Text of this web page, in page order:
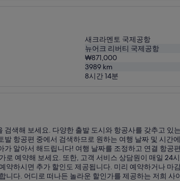
새크라멘토 국제공항
뉴어크 리버티 국제공항
₩871,000
3989 km
8시간 14분
색해 보세요. 다양한 출발 도시와 항공사를 갖추고
항공편 중에서 검색하므로 원하는 여행 날짜 및 시
알아서 해드립니다! 여행 날짜를 조정하고 연결 항
로 예약해 보세요. 또한, 고객 서비스 상담원이 매일
약하시면 추가 할인도 제공됩니다. 미리 예약하거나
니다. 어디로 떠나든 놀라운 할인가를 제공하는 저희